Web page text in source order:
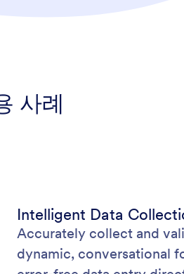
사례
Intelligent Data
Accurately collect and
dynamic, conversational